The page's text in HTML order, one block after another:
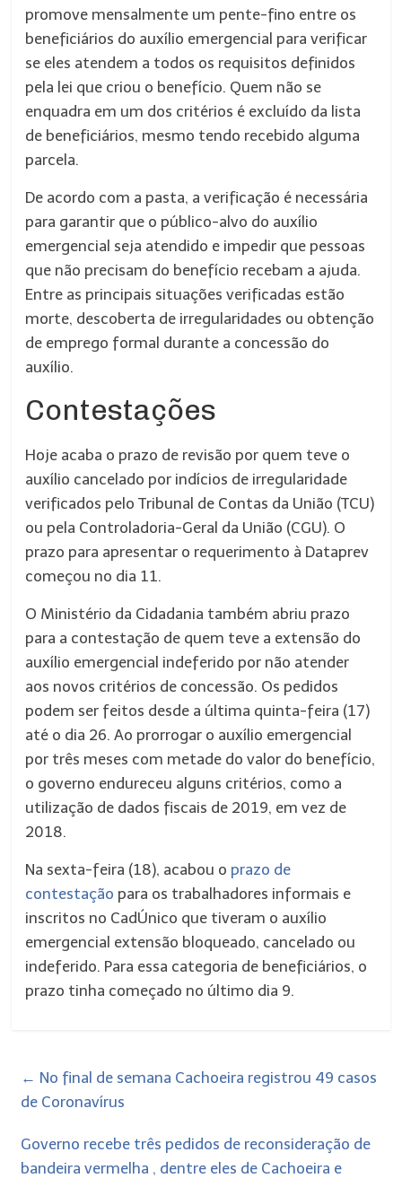
promove mensalmente um pente-fino entre os
beneficiários do auxílio emergencial para verificar
se eles atendem a todos os requisitos definidos
pela lei que criou o benefício. Quem não se
enquadra em um dos critérios é excluído da lista
de beneficiários, mesmo tendo recebido alguma
parcela.
De acordo com a pasta, a verificação é necessária
para garantir que o público-alvo do auxílio
emergencial seja atendido e impedir que pessoas
que não precisam do benefício recebam a ajuda.
Entre as principais situações verificadas estão
morte, descoberta de irregularidades ou obtenção
de emprego formal durante a concessão do
auxílio.
Contestações
Hoje acaba o prazo de revisão por quem teve o
auxílio cancelado por indícios de irregularidade
verificados pelo Tribunal de Contas da União (TCU)
ou pela Controladoria-Geral da União (CGU). O
prazo para apresentar o requerimento à Dataprev
começou no dia 11.
O Ministério da Cidadania também abriu prazo
para a contestação de quem teve a extensão do
auxílio emergencial indeferido por não atender
aos novos critérios de concessão. Os pedidos
podem ser feitos desde a última quinta-feira (17)
até o dia 26. Ao prorrogar o auxílio emergencial
por três meses com metade do valor do benefício,
o governo endureceu alguns critérios, como a
utilização de dados fiscais de 2019, em vez de
2018.
Na sexta-feira (18), acabou o prazo de
contestação para os trabalhadores informais e
inscritos no CadÚnico que tiveram o auxílio
emergencial extensão bloqueado, cancelado ou
indeferido. Para essa categoria de beneficiários, o
prazo tinha começado no último dia 9.
← No final de semana Cachoeira registrou 49 casos
de Coronavírus
Governo recebe três pedidos de reconsideração de
bandeira vermelha , dentre eles de Cachoeira e